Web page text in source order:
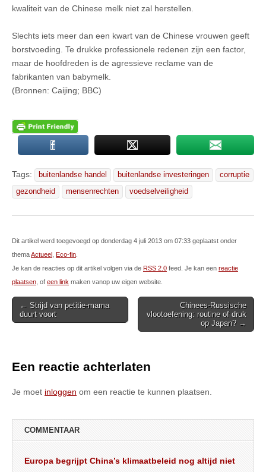
kwaliteit van de Chinese melk niet zal herstellen.
Slechts iets meer dan een kwart van de Chinese vrouwen geeft
borstvoeding. Te drukke professionele redenen zijn een factor,
maar de hoofdreden is de agressieve reclame van de
fabrikanten van babymelk.
(Bronnen: Caijing; BBC)
Tags: buitenlandse handel buitenlandse investeringen
corruptie
gezondheid
mensenrechten voedselveiligheid
Dit artikel werd toegevoegd op donderdag 4 juli 2013 om 07:33 geplaatst onder
themaActueel Eco-fin
Je kan de reacties op dit artikel volgen via de RSS 2.0 feed. Je kan een reactie
plaatsen , of een link maken vanop uw eigen website.
Post
navigation
← Strijd van petitie-mama
duurt voort
Chinees-Russische
vlootoefening: routine of druk
op Japan? →
Een reactie achterlaten
Je moet inloggen om een reactie te kunnen plaatsen.
COMMENTAAR
Europa begrijpt China’s klimaatbeleid nog altijd niet